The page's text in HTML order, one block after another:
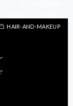
HAIR-AND-MAKEUP